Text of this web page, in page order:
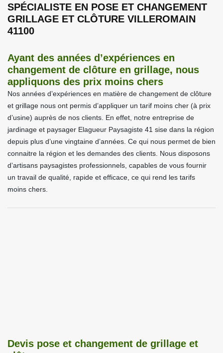
SPÉCIALISTE EN POSE ET CHANGEMENT
GRILLAGE ET CLÔTURE VILLEROMAIN
41100
Ayant des années d’expériences en
changement de clôture en grillage, nous
appliquons des prix moins chers
Nos années d’expériences en matière de changement de clôture
et grillage nous ont permis d’appliquer un tarif moins cher (à prix
d’usine) auprès de nos clients. En effet, notre entreprise de
jardinage et paysager Elagueur Paysagiste 41 sise dans la région
depuis plus d’une vingtaine d’années. Ce qui nous permet de bien
connaitre la région et les demandes des clients. Nous disposons
d’artisans paysagistes professionnels, capables de vous fournir
un travail de qualité, rapide et efficace, ce qui rend les tarifs
moins chers.
Devis pose et changement de grillage et